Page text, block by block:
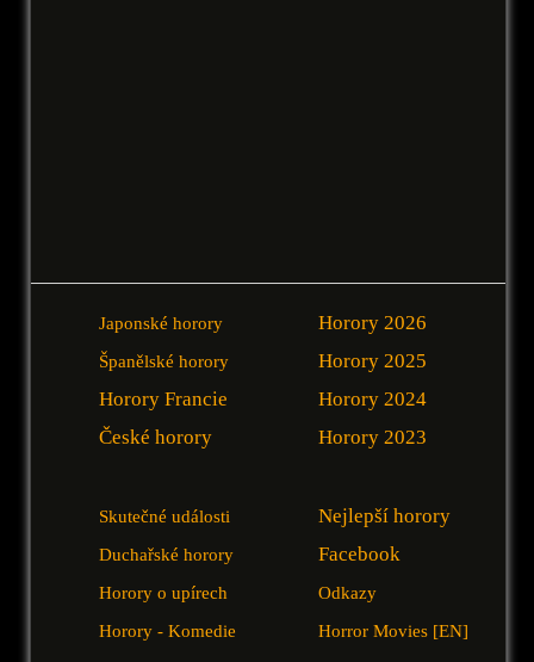
Japonské horory
Španělské horory
Horory Francie
České horory
Horory 2026
Horory 2025
Horory 2024
Horory 2023
Skutečné události
Duchařské horory
Horory o upírech
Horory - Komedie
Nejlepší horory
Facebook
Odkazy
Horror Movies [EN]